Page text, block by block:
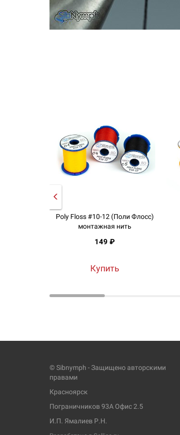
Poly Floss #10-12 (Поли Флосс)
монтажная нить
149 ₽
Купить
© Sibnymph - Защищено авторскими
правами
Красноярск
Пограничников 93А Офис 2.5
И.П. Ямалиев Р.Н.